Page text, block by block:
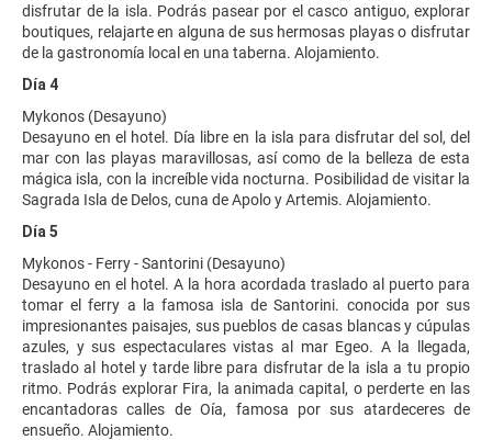
disfrutar de la isla. Podrás pasear por el casco antiguo, explorar
boutiques, relajarte en alguna de sus hermosas playas o disfrutar
de la gastronomía local en una taberna. Alojamiento.
Día 4
Mykonos (Desayuno)
Desayuno en el hotel. Día libre en la isla para disfrutar del sol, del
mar con las playas maravillosas, así como de la belleza de esta
mágica isla, con la increíble vida nocturna. Posibilidad de visitar la
Sagrada Isla de Delos, cuna de Apolo y Artemis. Alojamiento.
Día 5
Mykonos - Ferry - Santorini (Desayuno)
Desayuno en el hotel. A la hora acordada traslado al puerto para
tomar el ferry a la famosa isla de Santorini. conocida por sus
impresionantes paisajes, sus pueblos de casas blancas y cúpulas
azules, y sus espectaculares vistas al mar Egeo. A la llegada,
traslado al hotel y tarde libre para disfrutar de la isla a tu propio
ritmo. Podrás explorar Fira, la animada capital, o perderte en las
encantadoras calles de Oía, famosa por sus atardeceres de
ensueño. Alojamiento.